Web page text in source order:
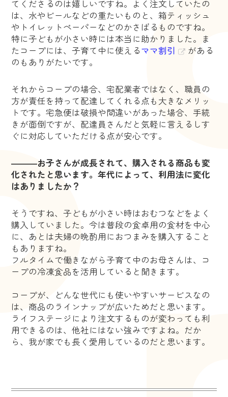
てくださるのは嬉しいですね。よく注文していたの
は、水やビールなどの重たいものと、箱ティッシュ
やトイレットペーパーなどのかさばるものですね。
特に子どもが小さい時には本当に助かりました。ま
たコープには、子育て中に使えるママ割引
がある
のもありがたいです。
それからコープの場合、宅配業者ではなく、職員の
方が責任を持って配達してくれる点も大きなメリッ
トです。宅急便は破損や間違いがあった場合、手続
きが面倒ですが、配達員さんだと気軽に言えるしす
ぐに対応していただける点が安心です。
―――お子さんが成長されて、購入される商品も変
化されたと思います。年代によって、利用法に変化
はありましたか？
そうですね、子どもが小さい時はおむつなどをよく
購入していました。今は普段の食卓用の食材を中心
に、あとは夫婦の晩酌用におつまみを購入すること
もありますね。
フルタイムで働きながら子育て中のお母さんは、コ
ープの冷凍食品を活用していると聞きます。
コープが、どんな世代にも使いやすいサービスなの
は、商品のラインナップが広いためだと思います。
ライフステージにより注文するものが変わっても利
用できるのは、他社にはない強みですよね。だか
ら、我が家でも長く愛用しているのだと思います。